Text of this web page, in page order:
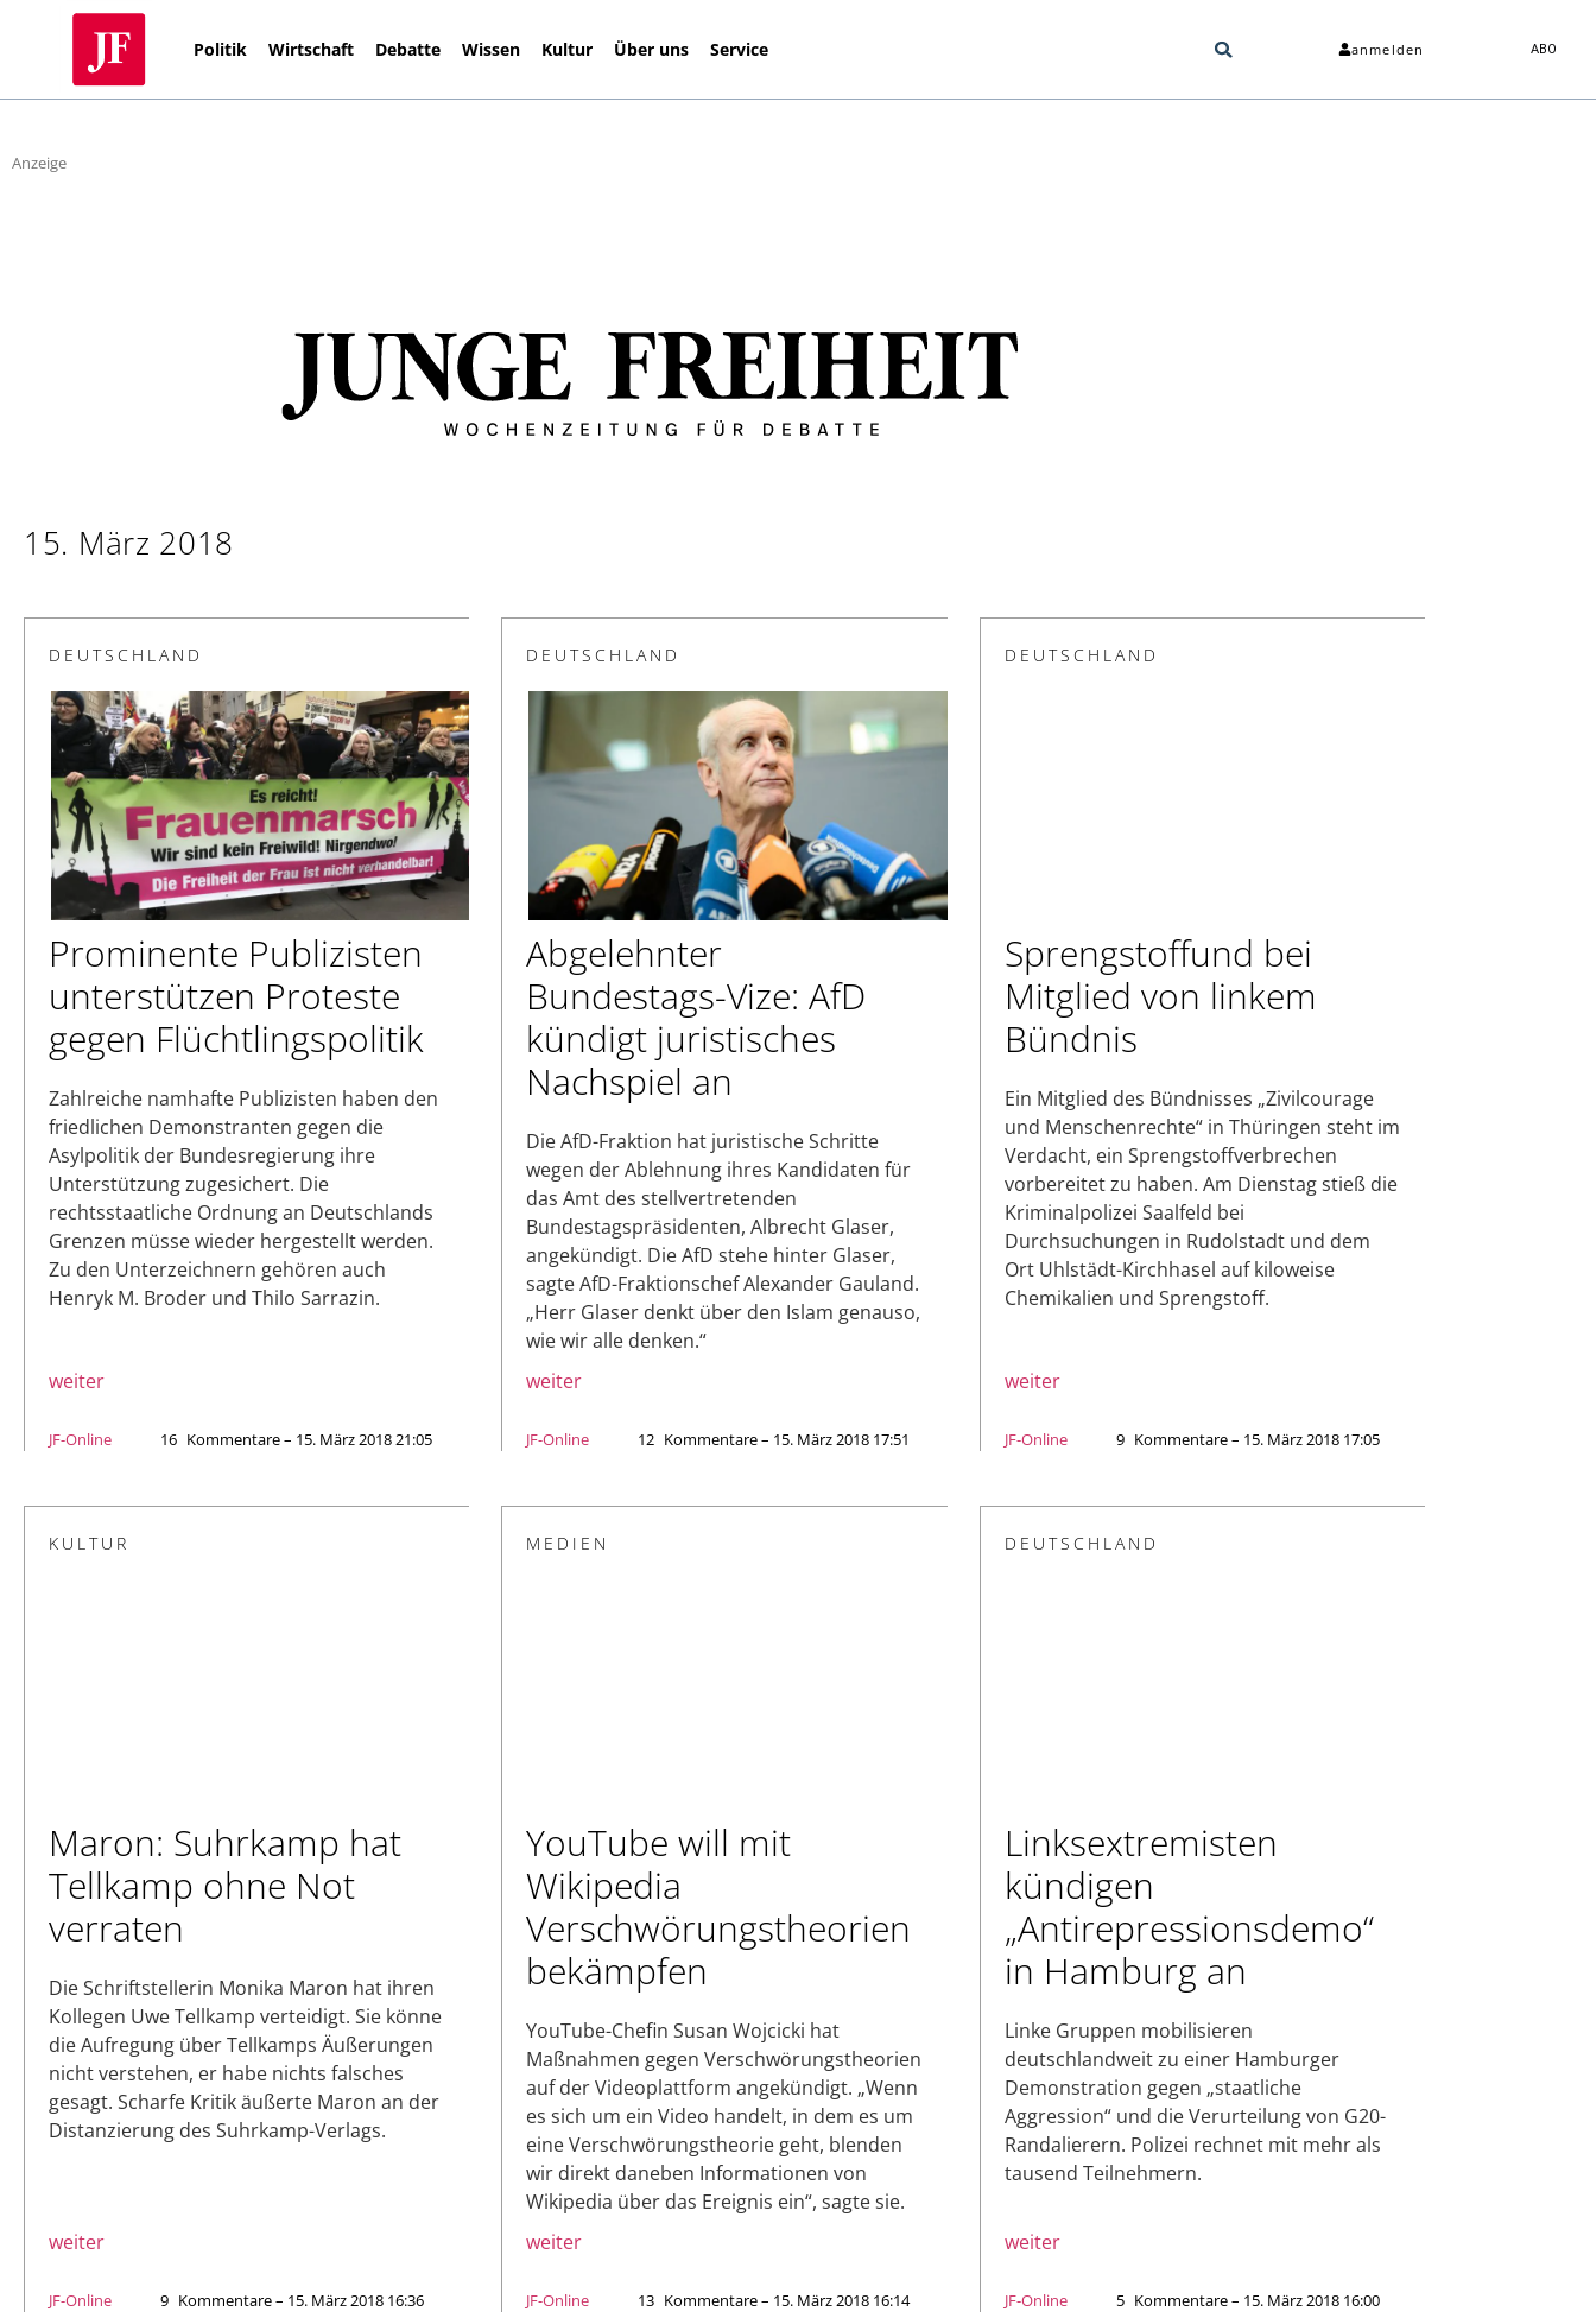
Politik Wirtschaft Debatte Wissen Kultur Über uns Service anmelden ABO
Anzeige
15. März 2018
DEUTSCHLAND
Prominente Publizisten
unterstützen Proteste
gegen Flüchtlingspolitik
Zahlreiche namhafte Publizisten haben den
friedlichen Demonstranten gegen die
Asylpolitik der Bundesregierung ihre
Unterstützung zugesichert. Die
rechtsstaatliche Ordnung an Deutschlands
Grenzen müsse wieder hergestellt werden.
Zu den Unterzeichnern gehören auch
Henryk M. Broder und Thilo Sarrazin.
weiter
JF-Online 16 Kommentare – 15. März 2018 21:05
DEUTSCHLAND
Abgelehnter
Bundestags-Vize: AfD
kündigt juristisches
Nachspiel an
Die AfD-Fraktion hat juristische Schritte
wegen der Ablehnung ihres Kandidaten für
das Amt des stellvertretenden
Bundestagspräsidenten, Albrecht Glaser,
angekündigt. Die AfD stehe hinter Glaser,
sagte AfD-Fraktionschef Alexander Gauland.
„Herr Glaser denkt über den Islam genauso,
wie wir alle denken.“
weiter
JF-Online 12 Kommentare – 15. März 2018 17:51
DEUTSCHLAND
Sprengstoffund bei
Mitglied von linkem
Bündnis
Ein Mitglied des Bündnisses „Zivilcourage
und Menschenrechte“ in Thüringen steht im
Verdacht, ein Sprengstoffverbrechen
vorbereitet zu haben. Am Dienstag stieß die
Kriminalpolizei Saalfeld bei
Durchsuchungen in Rudolstadt und dem
Ort Uhlstädt-Kirchhasel auf kiloweise
Chemikalien und Sprengstoff.
weiter
JF-Online 9 Kommentare – 15. März 2018 17:05
KULTUR
Maron: Suhrkamp hat
Tellkamp ohne Not
verraten
Die Schriftstellerin Monika Maron hat ihren
Kollegen Uwe Tellkamp verteidigt. Sie könne
die Aufregung über Tellkamps Äußerungen
nicht verstehen, er habe nichts falsches
gesagt. Scharfe Kritik äußerte Maron an der
Distanzierung des Suhrkamp-Verlags.
weiter
JF-Online 9 Kommentare – 15. März 2018 16:36
MEDIEN
YouTube will mit
Wikipedia
Verschwörungstheorien
bekämpfen
YouTube-Chefin Susan Wojcicki hat
Maßnahmen gegen Verschwörungstheorien
auf der Videoplattform angekündigt. „Wenn
es sich um ein Video handelt, in dem es um
eine Verschwörungstheorie geht, blenden
wir direkt daneben Informationen von
Wikipedia über das Ereignis ein“, sagte sie.
weiter
JF-Online 13 Kommentare – 15. März 2018 16:14
DEUTSCHLAND
Linksextremisten
kündigen
„Antirepressionsdemo“
in Hamburg an
Linke Gruppen mobilisieren
deutschlandweit zu einer Hamburger
Demonstration gegen „staatliche
Aggression“ und die Verurteilung von G20-
Randalierern. Polizei rechnet mit mehr als
tausend Teilnehmern.
weiter
JF-Online 5 Kommentare – 15. März 2018 16:00